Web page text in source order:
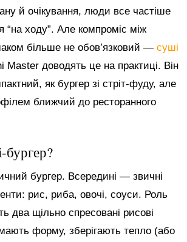
й очікування, люди все частіше
“на ходу”. Але компроміс між
більше не обов’язковий — суші
Master доводять це на практиці. Він
як бургер зі стріт-фуду, але
ближчий до ресторанного
бургер. Всередині — звичні
рис, риба, овочі, соуси. Роль
два щільно спресовані рисові
форму, зберігають тепло (або